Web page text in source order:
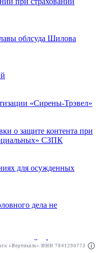
ИНН: 7708095468
облсуда Шилова
«Сирены-Трэвел»
о защите контента при
СЗПК
для осужденных
дела не
оферты
«Вертикаль» ИНН 7841290773